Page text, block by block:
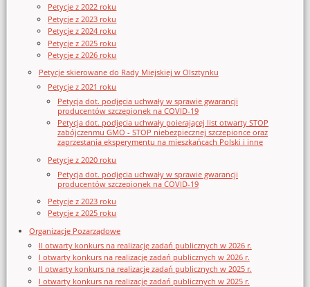
Petycje z 2022 roku
Petycje z 2023 roku
Petycje z 2024 roku
Petycje z 2025 roku
Petycje z 2026 roku
Petycje skierowane do Rady Miejskiej w Olsztynku
Petycje z 2021 roku
Petycja dot. podjęcia uchwały w sprawie gwarancji
producentów szczepionek na COVID-19
Petycja dot. podjęcia uchwały poierającej list otwarty STOP
zabójczenmu GMO - STOP niebezpiecznej szczepionce oraz
zaprzestania eksperymentu na mieszkańcach Polski i inne
Petycje z 2020 roku
Petycja dot. podjęcia uchwały w sprawie gwarancji
producentów szczepionek na COVID-19
Petycje z 2023 roku
Petycje z 2025 roku
Organizacje Pozarządowe
II otwarty konkurs na realizację zadań publicznych w 2026 r.
I otwarty konkurs na realizację zadań publicznych w 2026 r.
II otwarty konkurs na realizację zadań publicznych w 2025 r.
I otwarty konkurs na realizację zadań publicznych w 2025 r.